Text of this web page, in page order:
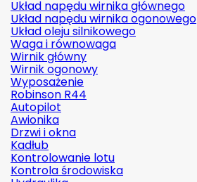
Układ napędu wirnika głównego
Układ napędu wirnika ogonowego
Układ oleju silnikowego
Waga i równowaga
Wirnik główny
Wirnik ogonowy
Wyposażenie
Robinson R44
Autopilot
Awionika
Drzwi i okna
Kadłub
Kontrolowanie lotu
Kontrola środowiska